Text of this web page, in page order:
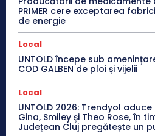
PRIMER cere exceptarea
de energie
Local
UNTOLD începe sub
COD GALBEN de ploi și vijelii
Local
UNTOLD 2026: Trendyol
Gina, Smiley și Theo Rose, în
Județean Cluj pregătește un